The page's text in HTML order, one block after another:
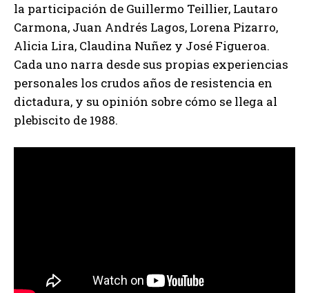
la participación de Guillermo Teillier, Lautaro
Carmona, Juan Andrés Lagos, Lorena Pizarro,
Alicia Lira, Claudina Nuñez y José Figueroa.
Cada uno narra desde sus propias experiencias
personales los crudos años de resistencia en
dictadura, y su opinión sobre cómo se llega al
plebiscito de 1988.